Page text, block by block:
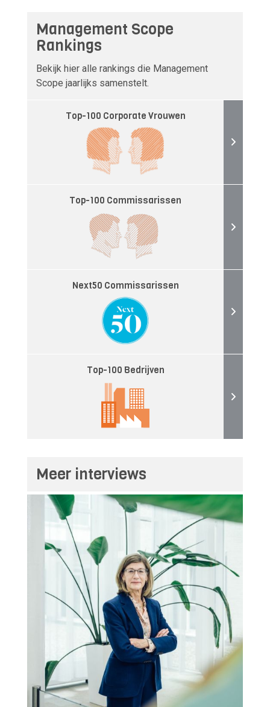
Management Scope
Rankings
Bekijk hier alle rankings die Management
Scope jaarlijks samenstelt.
Top-100 Corporate Vrouwen
Top-100 Commissarissen
Next50 Commissarissen
Top-100 Bedrijven
Meer interviews